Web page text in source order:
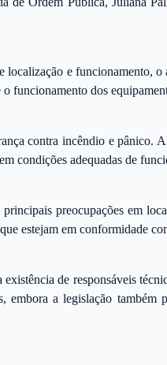
e funcionamento,
funcionamento dos
contra incêndio e pânico.
condições adequadas de
preocupações em
estejam em conformidade
de responsáveis
embora a legislação